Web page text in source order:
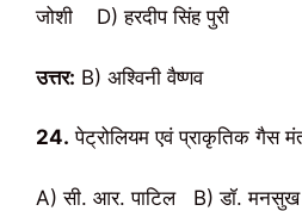
जोशी D) हरदीप सिंह पुरी
उत्तर: B) अश्विनी वैष्णव
24. पेट्रोलियम एवं प्राकृतिक गैस
A) सी. आर. पाटिल B) डॉ. मनसुख